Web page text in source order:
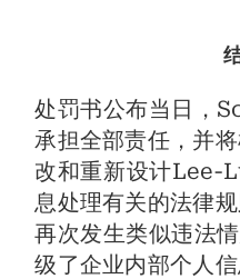
处罚书公布当日，
承担全部责任，并
改和重新设计Lee-
息处理有关的法律
再次发生类似违法
级了企业内部个人